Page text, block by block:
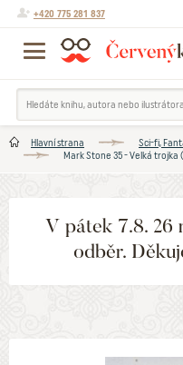
+420 775 281 837
Hlavní strana
Sci-fi,
Mark Stone 35 - Velká
V pátek 7.8. 26
odběr.